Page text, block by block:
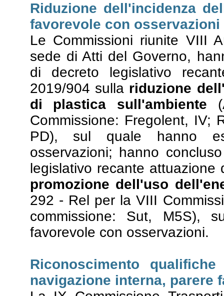
Riduzione dell'incidenza
favorevole con osservazioni
Le Commissioni riunite VIII
sede di Atti del Governo,
di decreto legislativo
2019/904 sulla riduzione
di plastica sull'ambiente
Commissione: Fregolent, IV;
PD), sul quale hanno
osservazioni; hanno
legislativo recante
promozione dell'uso
292 - Rel per la VIII
commissione: Sut, M5S),
favorevole con osservazioni.
Riconoscimento
navigazione interna, parere